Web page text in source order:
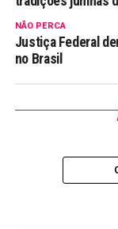
NÃO PERCA
Justiça Federal
no Brasil